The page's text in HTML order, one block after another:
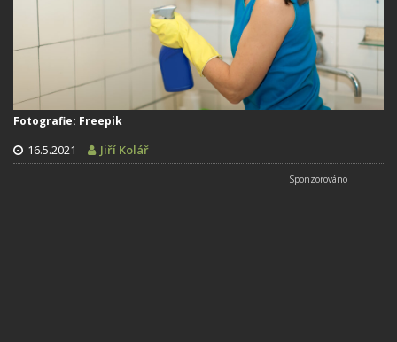
Fotografie: Freepik
16.5.2021 Jiří Kolář